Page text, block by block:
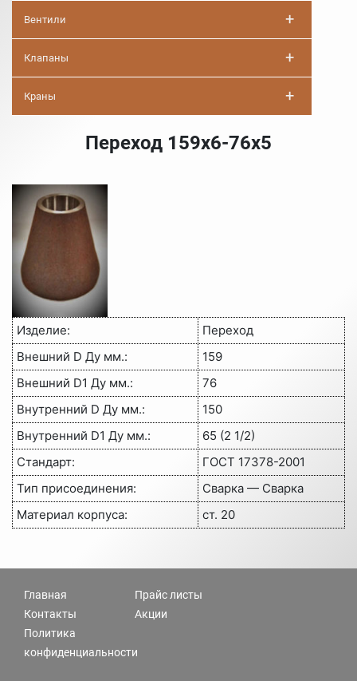
Вентили +
Клапаны +
Краны +
Переход 159х6-76х5
Изделие:
Переход
Внешний D Ду мм.:
159
Внешний D1 Ду мм.:
76
Внутренний D Ду мм.:
150
Внутренний D1 Ду мм.:
65 (2 1/2)
Стандарт:
ГОСТ 17378-2001
Тип присоединения:
Сварка — Сварка
Материал корпуса:
ст. 20
Главная
Контакты
Политика
конфиденциальности
Прайс листы
Акции